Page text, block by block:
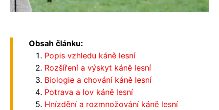
Obsah článku:
Popis vzhledu káně lesní
Rozšíření a výskyt káně lesní
Biologie a chování káně lesní
Potrava a lov káně lesní
Hnízdění a rozmnožování káně lesní